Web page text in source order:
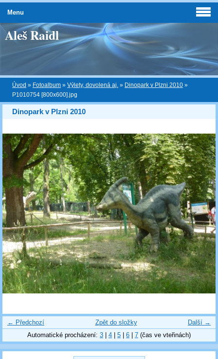
Aleš Raidl
Úvod » Fotoalbum » Výlety, dovolená aj. » Dinopark v Plzni 2010 »
P1010754 [800x600].jpg
Dinopark v Plzni 2010
← Předchozí Další →
Zpět do složky
Automatické procházení: 3 4 5 6 7 (čas ve vteřinách)
Menu